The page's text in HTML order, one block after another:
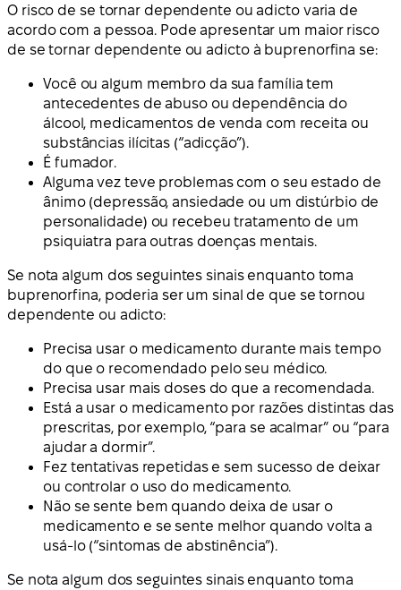
O risco de se tornar dependente ou adicto varia de
acordo com a pessoa. Pode apresentar um maior risco
de se tornar dependente ou adicto à buprenorfina se:
Você ou algum membro da sua família tem
antecedentes de abuso ou dependência do
álcool, medicamentos de venda com receita ou
substâncias ilícitas (“adicção”).
É fumador.
Alguma vez teve problemas com o seu estado de
ânimo (depressão, ansiedade ou um distúrbio de
personalidade) ou recebeu tratamento de um
psiquiatra para outras doenças mentais.
Se nota algum dos seguintes sinais enquanto toma
buprenorfina, poderia ser um sinal de que se tornou
dependente ou adicto:
Precisa usar o medicamento durante mais tempo
do que o recomendado pelo seu médico.
Precisa usar mais doses do que a recomendada.
Está a usar o medicamento por razões distintas das
prescritas, por exemplo, “para se acalmar” ou “para
ajudar a dormir”.
Fez tentativas repetidas e sem sucesso de deixar
ou controlar o uso do medicamento.
Não se sente bem quando deixa de usar o
medicamento e se sente melhor quando volta a
usá-lo (“sintomas de abstinência”).
Se nota algum dos seguintes sinais enquanto toma